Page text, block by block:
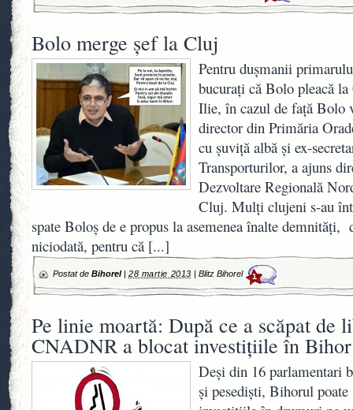
Bolo merge şef la Cluj
Pentru duşmanii
bucuraţi că Bolo pleacă
Ilie, în cazul de faţă Bolo
director din Primăria
cu şuviţă albă şi ex-
Transporturilor, a ajuns
Dezvoltare Regională
Cluj. Mulţi clujeni s-au
spate Boloş de e propus la asemenea înalte demnităţi,
niciodată, pentru că [...]
Postat de Bihorel| 28 martie 2013 | Blitz Bihorel 1
Pe linie moartă: După ce a scăpat de
CNADNR a blocat investiţiile în Bihor
Deşi din 16 parlamentari
şi pesedişti, Bihorul